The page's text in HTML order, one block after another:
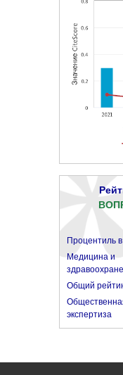
Процентиль
Медицина и
Общий
экспертиза